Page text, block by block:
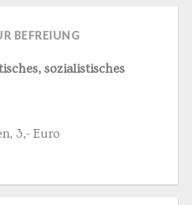
BEFREIUNG
sozialistisches
3,- Euro